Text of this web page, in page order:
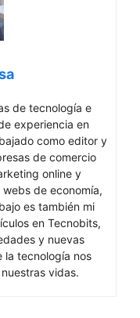
de tecnología e
experiencia en
como editor y
de comercio
online y
de economía,
es también mi
en Tecnobits,
y nuevas
la tecnología nos
vidas.